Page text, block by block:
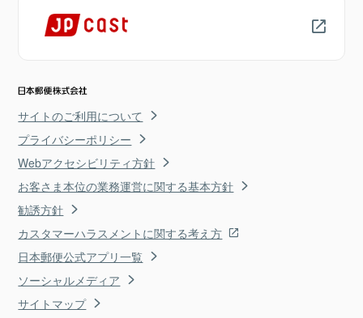
サイトのご利用について
プライバシーポリシー
Webアクセシビリティ方針
お客さま本位の業務運営に関する基本方針
勧誘方針
カスタマーハラスメントに関する考え方
日本郵便公式アプリ一覧
ソーシャルメディア
サイトマップ